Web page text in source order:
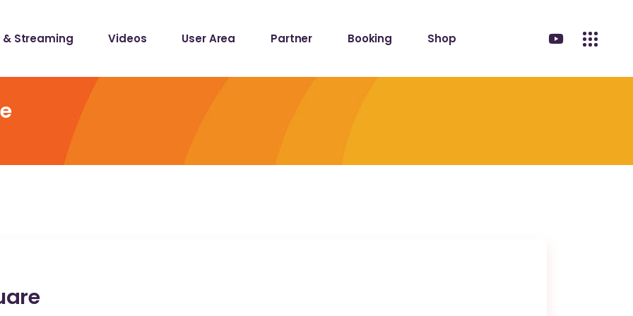
& Streaming Videos User Area Partner Booking Shop